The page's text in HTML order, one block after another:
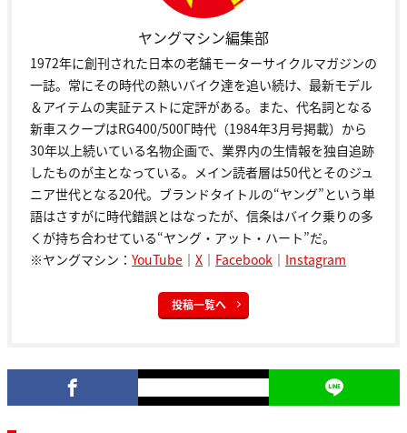
ヤングマシン編集部
1972年に創刊された日本の老舗モーターサイクルマガジンの
一誌。常にその時代の熱いバイク達を追い続け、最新モデル
＆アイテムの実証テストに定評がある。また、代名詞となる
新車スクープはRG400/500Γ時代（1984年3月号掲載）から
30年以上続いている名物企画で、業界内の生情報を独自追跡
したものが主となっている。メイン読者層は50代とそのジュ
ニア世代となる20代。ブランドタイトルの“ヤング”という単
語はさすがに時代錯誤とはなったが、信条はバイク乗りの多
くが持ち合わせている“ヤング・アット・ハート”だ。
※ヤングマシン： YouTube ｜ X ｜ Facebook ｜ Instagram
投稿一覧へ